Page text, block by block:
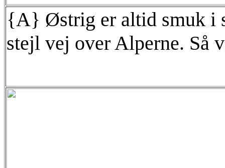
{A} Østrig er altid smuk i
stejl vej over Alperne. Så